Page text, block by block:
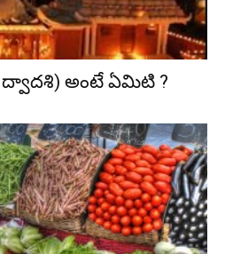
ద్వాదశి) అంటే ఏమిటి ?